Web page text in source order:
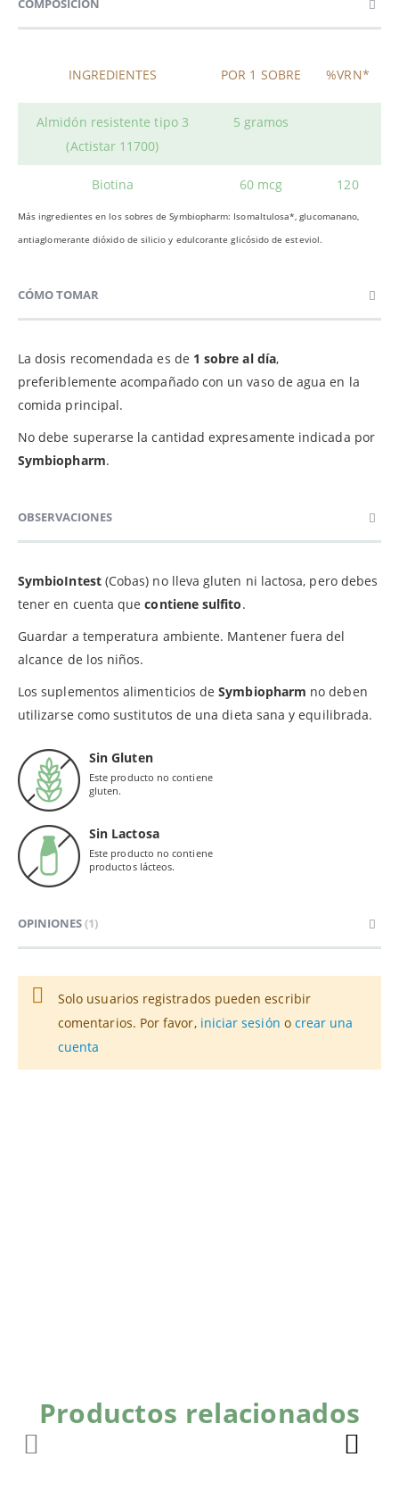
INGREDIENTES POR 1 SOBRE %VRN*
Almidón resistente tipo 3
(Actistar 11700)
5 gramos
Biotina 60 mcg 120
Más ingredientes en los sobres de Symbiopharm: Isomaltulosa*, glucomanano,
antiaglomerante dióxido de silicio y edulcorante glicósido de esteviol.
CÓMO TOMAR
La dosis recomendada es de 1 sobre al día,
preferiblemente acompañado con un vaso de agua en la
comida principal.
No debe superarse la cantidad expresamente indicada por
Symbiopharm.
OBSERVACIONES
SymbioIntest(Cobas) no lleva gluten ni lactosa, pero debes
tener en cuenta quecontiene sulfito.
Guardar a temperatura ambiente. Mantener fuera del
alcance de los niños.
Los suplementos alimenticios deSymbiopharm no deben
utilizarse como sustitutos de una dieta sana y equilibrada.
Sin Gluten
Este producto no contiene
gluten.
Sin Lactosa
Este producto no contiene
productos lácteos.
OPINIONES 1
Solo usuarios registrados pueden escribir
comentarios. Por favor, iniciar sesión o crear una
cuenta
Productos relacionados